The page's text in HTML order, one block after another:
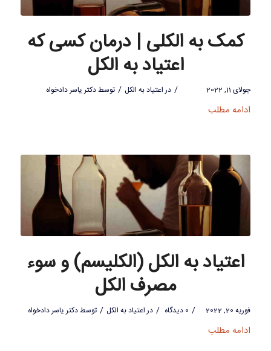
کمک به الکلی | درمان کسی که
اعتیاد به الکل
جولای 11, 2022 / دراعتیاد به الکل / توسطدکتر یاسر دادخواه
ادامه مطلب
اعتیاد به الکل (الکلیسم) و سوء
مصرف الکل
فوریه 20, 2022 / 0 دیدگاه / در اعتیاد به الکل / توسطدکتر یاسر دادخواه
ادامه مطلب